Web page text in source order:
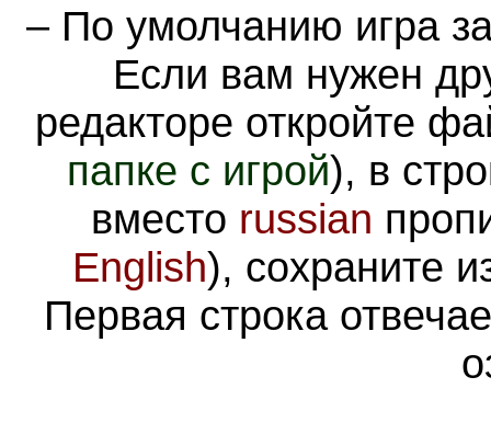
– По умолчанию игра
Если вам нужен
редакторе откройте
папке с игрой), в
вместо russian
English), сохраните
Первая строка